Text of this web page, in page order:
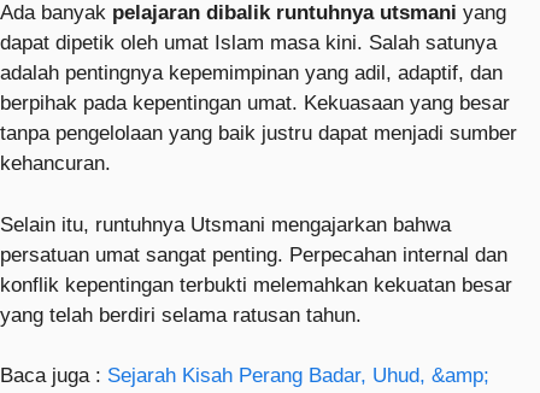
Ada banyak pelajaran dibalik runtuhnya utsmani yang
dapat dipetik oleh umat Islam masa kini. Salah satunya
adalah pentingnya kepemimpinan yang adil, adaptif, dan
berpihak pada kepentingan umat. Kekuasaan yang besar
tanpa pengelolaan yang baik justru dapat menjadi sumber
kehancuran.
Selain itu, runtuhnya Utsmani mengajarkan bahwa
persatuan umat sangat penting. Perpecahan internal dan
konflik kepentingan terbukti melemahkan kekuatan besar
yang telah berdiri selama ratusan tahun.
Baca juga : Sejarah Kisah Perang Badar, Uhud, &amp;